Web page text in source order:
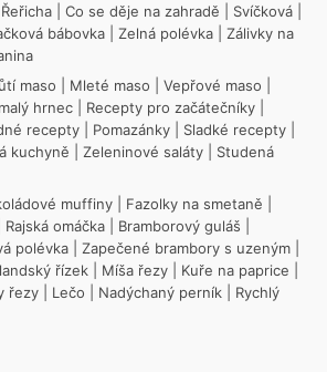
Řeřicha Co se děje na zahradě Svíčková
bábovka Zelná polévka
Zálivky na
maso Mleté maso Vepřové maso
hrnec Recepty pro začátečníky
recepty Pomazánky Sladké recepty
kuchyně Zeleninové saláty
Studená
muffiny Fazolky na smetaně
Rajská omáčka Bramborový guláš
polévka Zapečené brambory s uzeným
řízek Míša řezy Kuře na paprice
řezy Lečo Nadýchaný perník
Rychlý